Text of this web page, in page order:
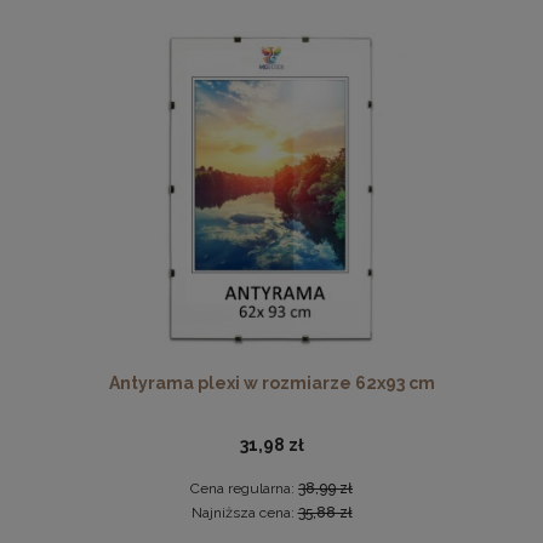
Ramka na zdjęcia 30 x 30 cm pomarańczowa, z naturalnego
drewna
32,99 zł
DO KOSZYKA
Antyrama plexi w rozmiarze 62x93 cm
31,98 zł
Cena regularna: 38,99 zł
Najniższa cena:35,88 zł